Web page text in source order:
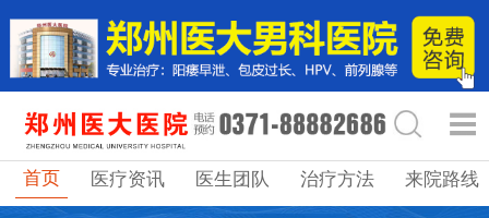
首页 医疗资讯 医生团队 治疗方法 来院路线